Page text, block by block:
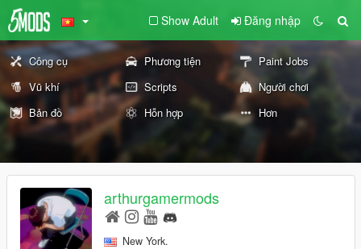
Show Adult Đăng nhập
Công cụ Phương tiện
Paint Jobs
Vũ khí
Scripts
Người chơi
Bản đồ
Hỗn hợp Hơn
arthurgamermods
New York.